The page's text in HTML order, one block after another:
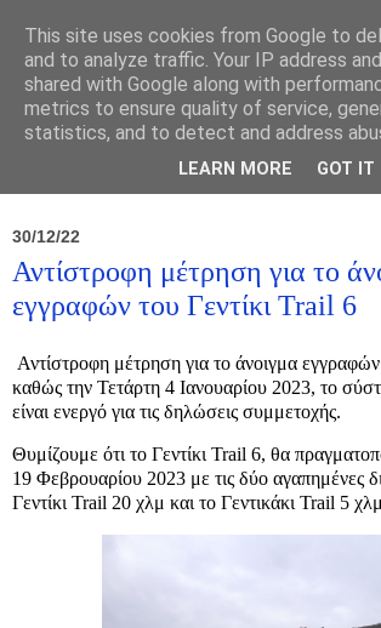
Σύλλογος
30/12/22
Αντίστροφη μέτρηση για το
εγγραφών του Γεντίκι Trail 6
Αντίστροφη μέτρηση για το άνοιγμα
καθώς την Τετάρτη 4 Ιανουαρίου 2023, το
είναι ενεργό για τις δηλώσεις συμμετοχής.
Θυμίζουμε ότι το Γεντίκι Trail 6, θα
19 Φεβρουαρίου 2023 με τις δύο αγαπημένες
Γεντίκι Trail 20 χλμ και το Γεντικάκι Trail 5
This site uses cookies from Google to
and to analyze traffic. Your IP address
shared with Google along with
metrics to ensure quality of service,
statistics, and to detect and address
LEARN MORE GOT IT